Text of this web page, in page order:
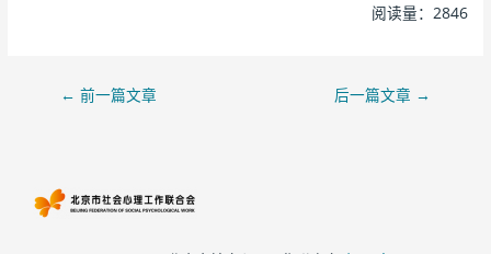
阅读量：2846
← 前一篇文章 后一篇文章 →